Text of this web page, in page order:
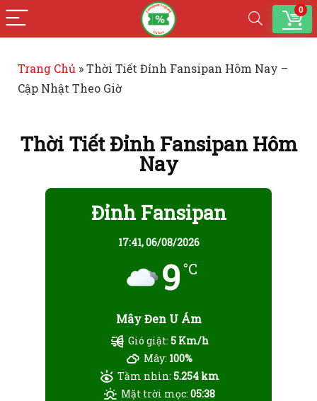
0
Trang Chủ »Thời Tiết Đỉnh Fansipan Hôm Nay –
Cập Nhật Theo Giờ
Thời Tiết Đỉnh Fansipan Hôm
Nay
Đỉnh Fansipan
17:41,06/08/2026
9°C
Mây Đen U Ám
Gió giật: 5 Km/h
Mây: 100%
Tầm nhìn: 5.254 km
Mặt trời mọc: 05:38